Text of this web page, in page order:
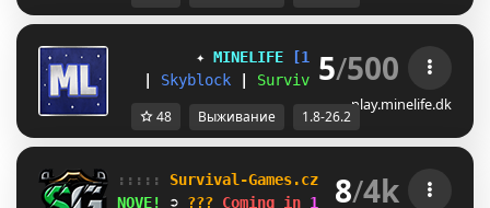
✦ MINELIFE [1.8 - 26.2]
Skyblock Survival | Prison
5/500
play.minelife.dk
48 Выживание 1.8-26.2
::::: Survival-Games.cz ::::: [ 26.2
NOVE! ➲ ??? Coming in 10h 17m
8/4k